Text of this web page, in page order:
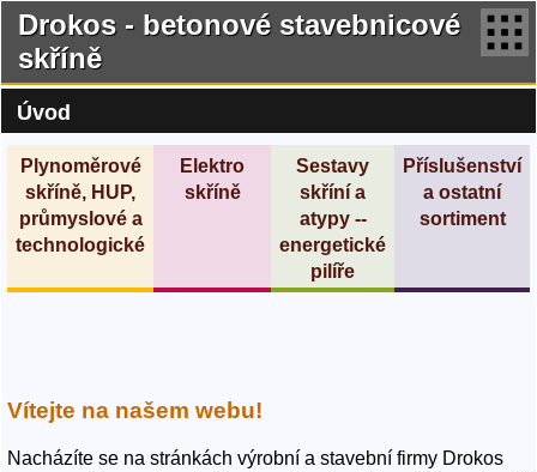
Drokos - betonové stavebnicové
skříně
Úvod
Plynoměrové
skříně, HUP,
průmyslové a
technologické
Elektro
skříně
Sestavy
skříní a
atypy --
energetické
pilíře
Příslušenství
a ostatní
sortiment
Vítejte na našem webu!
Nacházíte se na stránkách výrobní a stavební firmy Drokos